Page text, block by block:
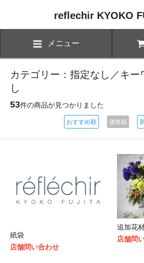
reflechir KYOKO
メニュー
カテゴリー：指定なし／キー
し
53件の商品が見つかりました
おすすめ順 価格順
紙袋
店舗問い合わせ
追加花
店舗問